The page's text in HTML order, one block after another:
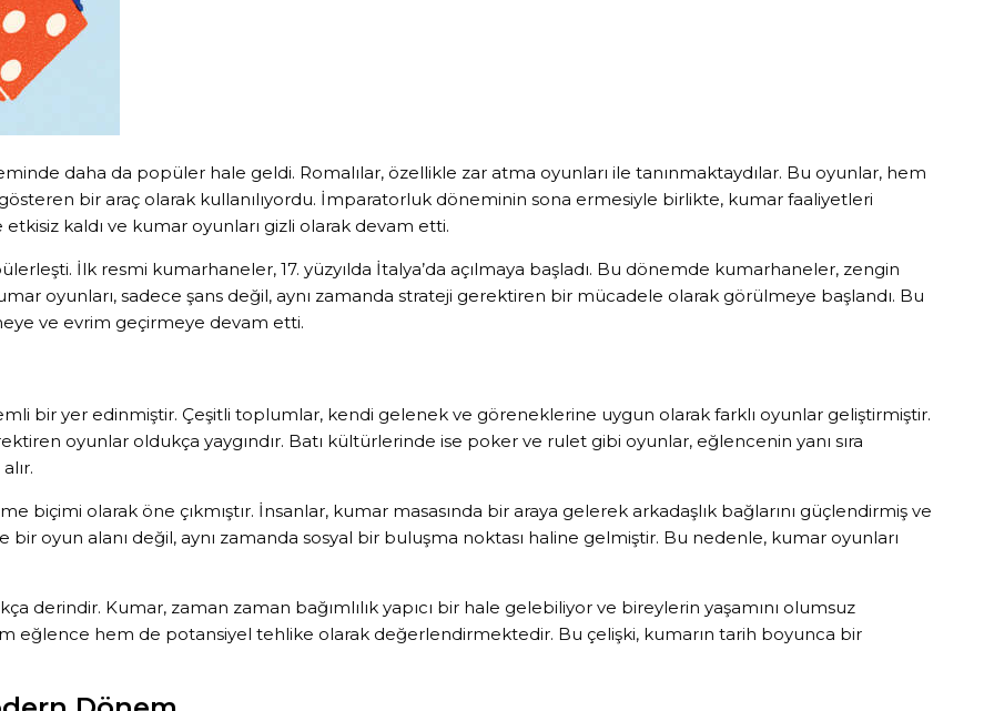
daha da popüler hale geldi. Romalılar, özellikle zar atma oyunları ile tanınmaktaydılar. Bu oyunlar, hem
bir araç olarak kullanılıyordu. İmparatorluk döneminin sona ermesiyle birlikte, kumar faaliyetleri
kaldı ve kumar oyunları gizli olarak devam etti.
İlk resmi kumarhaneler, 17. yüzyılda İtalya’da açılmaya başladı. Bu dönemde kumarhaneler, zengin
oyunları, sadece şans değil, aynı zamanda strateji gerektiren bir mücadele olarak görülmeye başlandı. Bu
ve evrim geçirmeye devam etti.
bir yer edinmiştir. Çeşitli toplumlar, kendi gelenek ve göreneklerine uygun olarak farklı oyunlar geliştirmiştir.
oyunlar oldukça yaygındır. Batı kültürlerinde ise poker ve rulet gibi oyunlar, eğlencenin yanı sıra
biçimi olarak öne çıkmıştır. İnsanlar, kumar masasında bir araya gelerek arkadaşlık bağlarını güçlendirmiş ve
bir oyun alanı değil, aynı zamanda sosyal bir buluşma noktası haline gelmiştir. Bu nedenle, kumar oyunları
derindir. Kumar, zaman zaman bağımlılık yapıcı bir hale gelebiliyor ve bireylerin yaşamını olumsuz
eğlence hem de potansiyel tehlike olarak değerlendirmektedir. Bu çelişki, kumarın tarih boyunca bir